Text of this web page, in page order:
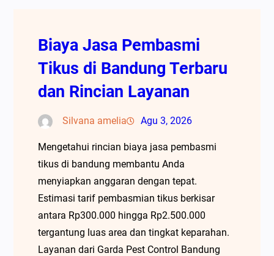
Biaya Jasa Pembasmi
Tikus di Bandung Terbaru
dan Rincian Layanan
Silvana amelia Agu 3, 2026
Mengetahui rincian biaya jasa pembasmi
tikus di bandung membantu Anda
menyiapkan anggaran dengan tepat.
Estimasi tarif pembasmian tikus berkisar
antara Rp300.000 hingga Rp2.500.000
tergantung luas area dan tingkat keparahan.
Layanan dari Garda Pest Control Bandung